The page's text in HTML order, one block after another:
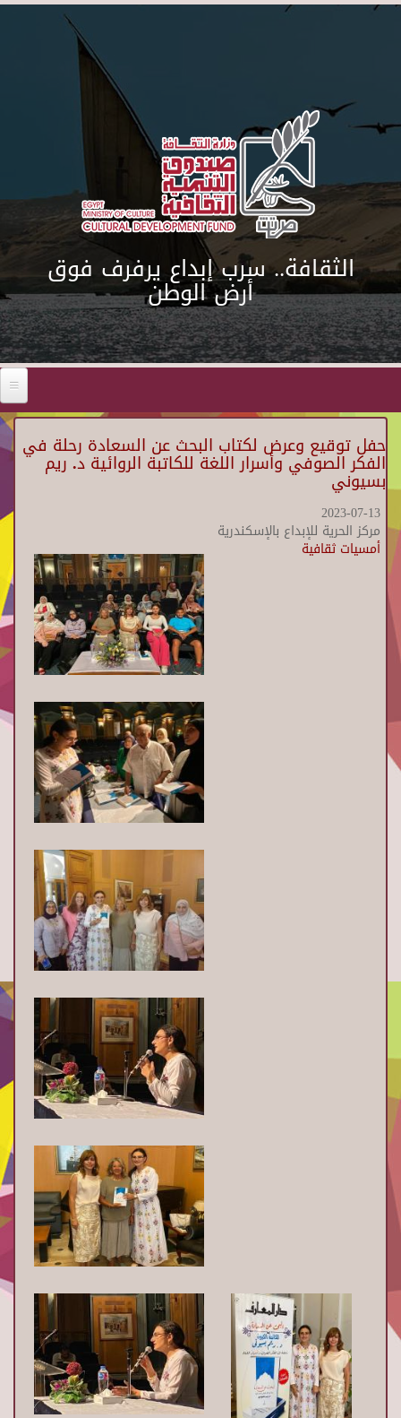
Skip to main content
الثقافة.. سرب إبداع يرفرف فوق
أرض الوطن
حفل توقيع وعرض لكتاب البحث عن السعادة رحلة في
الفكر الصوفي وأسرار اللغة للكاتبة الروائية د. ريم
بسيوني
2023-07-13
مركز الحرية للإبداع بالإسكندرية
أمسيات ثقافية